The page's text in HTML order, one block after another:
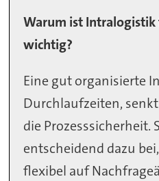
Warum ist
wichtig?
Eine gut organisierte
Durchlaufzeiten,
die Prozesssicherheit.
entscheidend dazu
flexibel auf